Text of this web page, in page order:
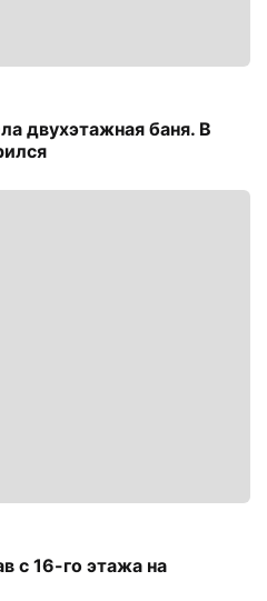
двухэтажная баня. В
с 16-го этажа на